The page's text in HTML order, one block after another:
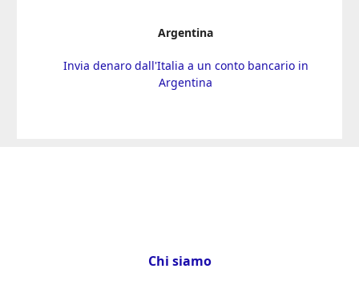
Argentina
Invia denaro dall'Italia a un conto bancario in
Argentina
Chi siamo